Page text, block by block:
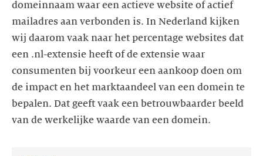
domeinnaam waar een actieve website of actief
mailadres aan verbonden is. In Nederland kijken
wij daarom vaak naar het percentage websites dat
een .nl-extensie heeft of de extensie waar
consumenten bij voorkeur een aankoop doen om
de impact en het marktaandeel van een domein te
bepalen. Dat geeft vaak een betrouwbaarder beeld